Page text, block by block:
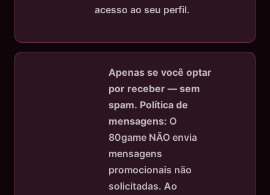
acesso ao seu perfil.
Apenas se você optar
por receber — sem
spam. Política de
mensagens: O
80game NÃO envia
mensagens
promocionais não
solicitadas. Ao